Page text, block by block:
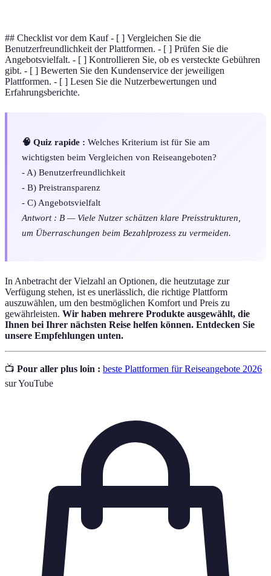
## Checklist vor dem Kauf - [ ] Vergleichen Sie die
Benutzerfreundlichkeit der Plattformen. - [ ] Prüfen Sie die
Angebotsvielfalt. - [ ] Kontrollieren Sie, ob es versteckte Gebühren
gibt. - [ ] Bewerten Sie den Kundenservice der jeweiligen
Plattformen. - [ ] Lesen Sie die Nutzerbewertungen und
Erfahrungsberichte.
🧠 Quiz rapide : Welches Kriterium ist für Sie am
wichtigsten beim Vergleichen von Reiseangeboten?
- A) Benutzerfreundlichkeit
- B) Preistransparenz
- C) Angebotsvielfalt
Antwort : B — Viele Nutzer schätzen klare Preisstrukturen,
um Überraschungen beim Bezahlprozess zu vermeiden.
In Anbetracht der Vielzahl an Optionen, die heutzutage zur
Verfügung stehen, ist es unerlässlich, die richtige Plattform
auszuwählen, um den bestmöglichen Komfort und Preis zu
gewährleisten. Wir haben mehrere Produkte ausgewählt, die
Ihnen bei Ihrer nächsten Reise helfen können. Entdecken Sie
unsere Empfehlungen unten.
📺 Pour aller plus loin : beste Plattformen für Reiseangebote 2026
sur YouTube